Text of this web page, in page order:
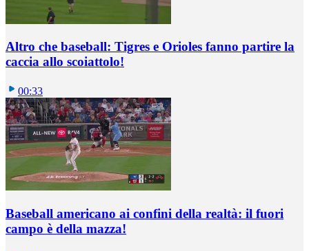
Altro che baseball: Tigres e Orioles fanno partire la
caccia allo scoiattolo!
00:33
Baseball americano ai confini della realtà: il fuori
campo è della mazza!